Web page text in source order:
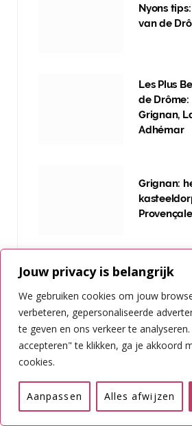
Jouw privacy is belangrijk
We gebruiken cookies om jouw
verbeteren, gepersonaliseerde
te geven en ons verkeer te
accepteren" te klikken, ga je akkoord
cookies.
Aanpassen Alles afwijzen
Nyons
van de
Les Plus
de
Grignan,
Adhémar
Grignan:
Provençale
Nieuwsbrief